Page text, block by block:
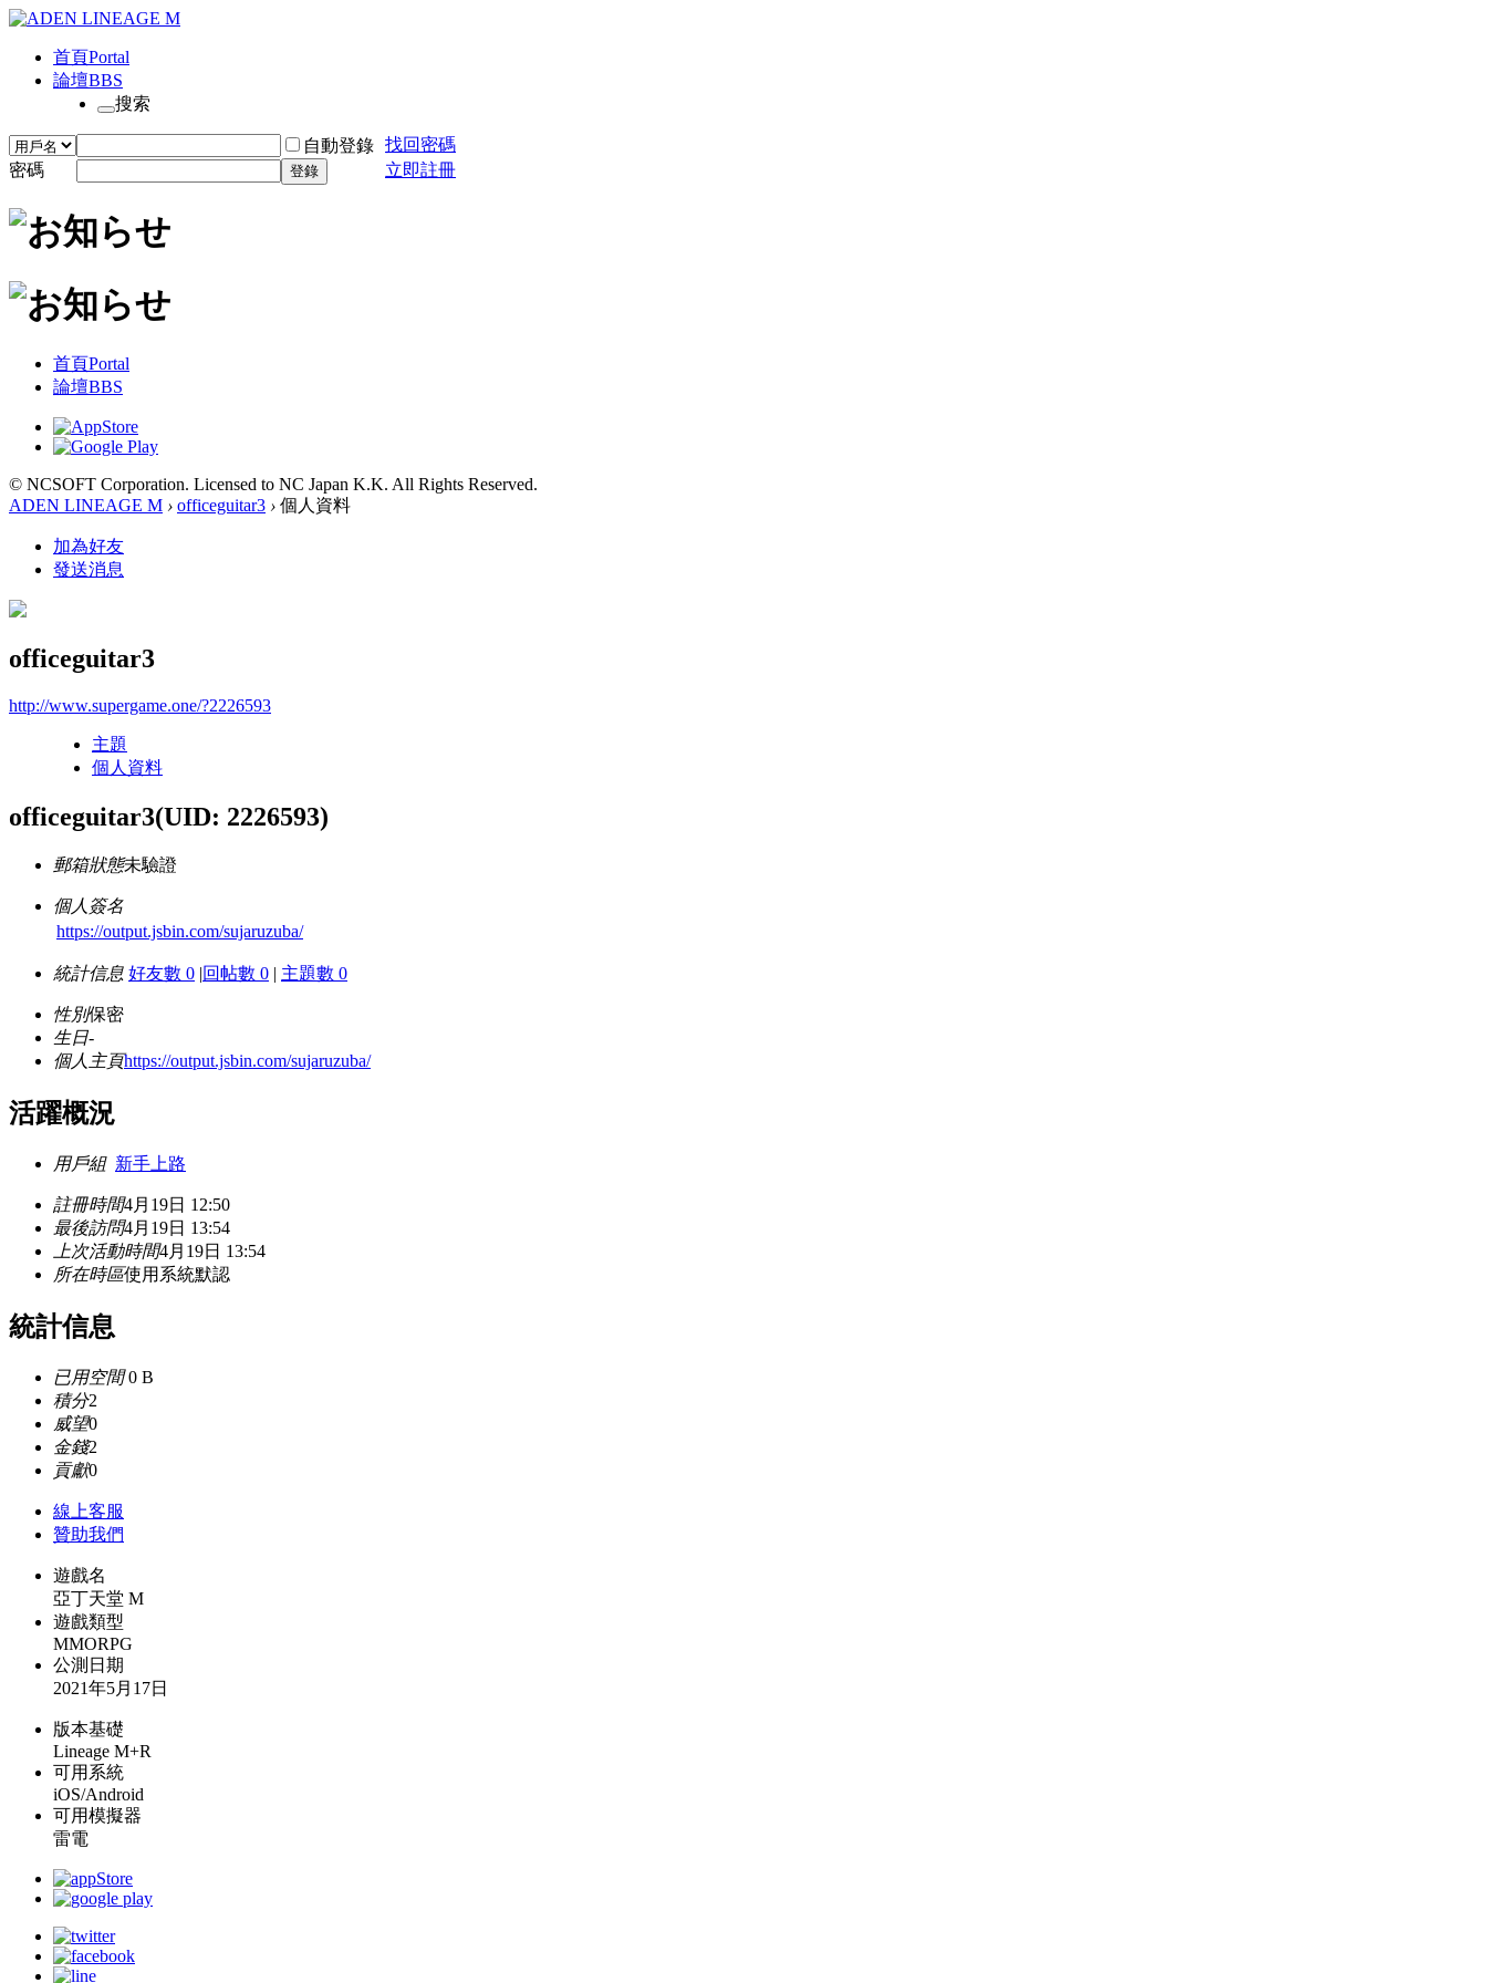
首頁Portal
論壇BBS
搜索
自動登錄 找回密碼
密碼
登錄 立即註冊
首頁Portal
論壇BBS
© NCSOFT Corporation. Licensed to NC Japan K.K. All Rights Reserved.
ADEN LINEAGE M › officeguitar3 › 個人資料
加為好友
發送消息
officeguitar3
http://www.supergame.one/?2226593
主題
個人資料
officeguitar3(UID: 2226593)
郵箱狀態未驗證
個人簽名
https://output.jsbin.com/sujaruzuba/
統計信息 好友數 0 |回帖數 0 | 主題數 0
性別保密
生日-
個人主頁https://output.jsbin.com/sujaruzuba/
活躍概況
用戶組 新手上路
註冊時間4月19日 12:50
最後訪問4月19日 13:54
上次活動時間4月19日 13:54
所在時區使用系統默認
統計信息
已用空間0 B
積分2
威望0
金錢2
貢獻0
線上客服
贊助我們
遊戲名
亞丁天堂 M
遊戲類型
MMORPG
公測日期
2021年5月17日
版本基礎
Lineage M+R
可用系統
iOS/Android
可用模擬器
雷電